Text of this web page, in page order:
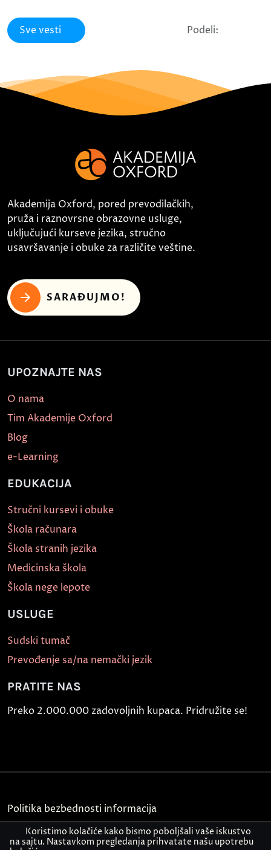
Sve vesti Podeli:
Akademija Oxford, pored prevodilačkih,
pruža i raznovrsne obrazovne usluge,
uključujući kurseve jezika, stručno
usavršavanje i obuke za različite veštine.
SARAĐUJMO!
UPOZNAJTE NAS
O nama
Tim Akademije Oxford
Blog
e-Learning
EDUKACIJA
Stručni kursevi i obuke
Škola računara
Škola stranih jezika
Medicinska škola
Škola nege lepote
USLUGE
Sudski tumač
Prevođenje sa/na nemački jezik
PRATITE NAS
Preko 2.000.000 zadovoljnih kupaca. Pridružite se!
Politika bezbednosti informacija
Kontakt
Koristimo kolačiće kako bismo poboljšali vaše iskustvo
na sajtu. Nastavkom pregledanja prihvatate našu upotrebu